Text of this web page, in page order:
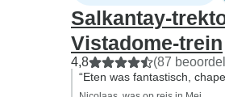
Salkantay-
Vistadome-trein
4,8 (87
“Eten was fantastisch,